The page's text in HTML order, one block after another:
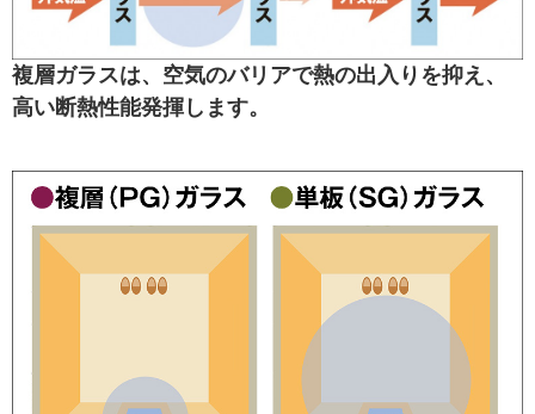
複層ガラスは、空気のバリアで熱の出入りを抑え、
高い断熱性能発揮します。